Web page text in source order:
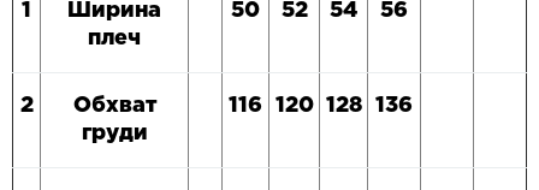
1
Ширина
плеч
50 52 54 56
2
Обхват
груди
116 120 128 136